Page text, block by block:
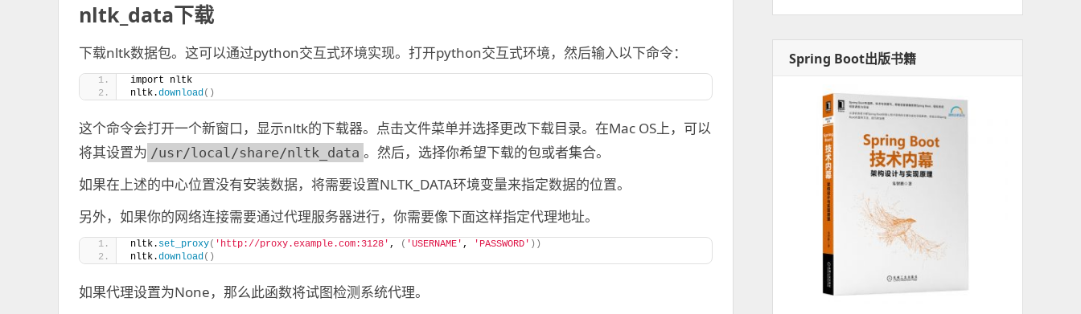
nltk_data下载
下载nltk数据包。这可以通过python交互式环境实现。打开python交互式环境，然后输入以下命令：
import nltk
nltk.download()
这个命令会打开一个新窗口，显示nltk的下载器。点击文件菜单并选择更改下载目录。在Mac OS上，可以
将其设置为 /usr/local/share/nltk_data 。然后，选择你希望下载的包或者集合。
如果在上述的中心位置没有安装数据，将需要设置NLTK_DATA环境变量来指定数据的位置。
另外，如果你的网络连接需要通过代理服务器进行，你需要像下面这样指定代理地址。
nltk. set_proxy( 'http://proxy.example.com:3128' , ( 'USERNAME' , 'PASSWORD' ))
nltk.download()
如果代理设置为None，那么此函数将试图检测系统代理。
Spring Boot出版书籍